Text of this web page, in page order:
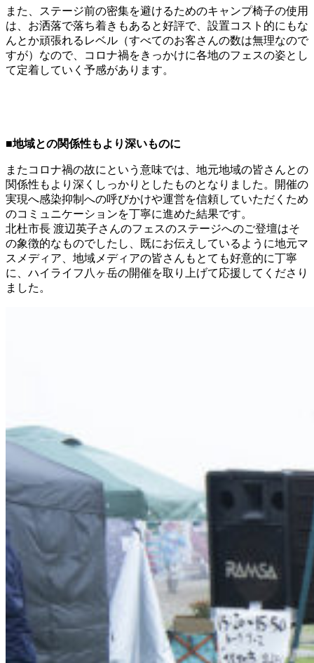
また、ステージ前の密集を避けるためのキャンプ椅子の使用
は、お洒落で落ち着きもあると好評で、設置コスト的にもな
んとか頑張れるレベル（すべてのお客さんの数は無理なので
すが）なので、コロナ禍をきっかけに各地のフェスの姿とし
て定着していく予感があります。
■地域との関係性もより深いものに
またコロナ禍の故にという意味では、地元地域の皆さんとの
関係性もより深くしっかりとしたものとなりました。開催の
実現へ感染抑制への呼びかけや運営を信頼していただくため
のコミュニケーションを丁寧に進めた結果です。
北杜市長 渡辺英子さんのフェスのステージへのご登壇はそ
の象徴的なものでしたし、既にお伝えしているように地元マ
スメディア、地域メディアの皆さんもとても好意的に丁寧
に、ハイライフ八ヶ岳の開催を取り上げて応援してくださり
ました。